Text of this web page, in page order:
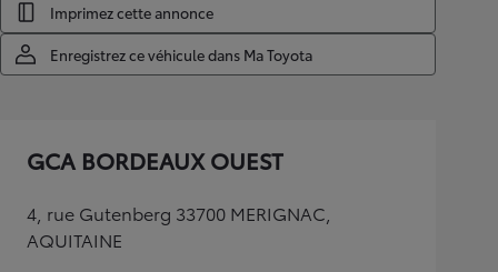
Imprimez cette annonce
Enregistrez ce véhicule dans Ma Toyota
GCA BORDEAUX OUEST
4, rue Gutenberg 33700 MERIGNAC,
AQUITAINE